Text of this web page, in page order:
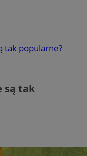
tak popularne?
są tak